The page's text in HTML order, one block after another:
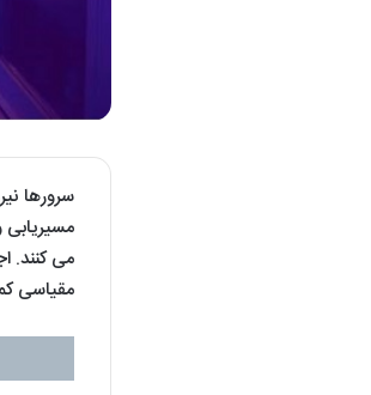
سرورها
مسیریابی
می کنند.
مقیاسی